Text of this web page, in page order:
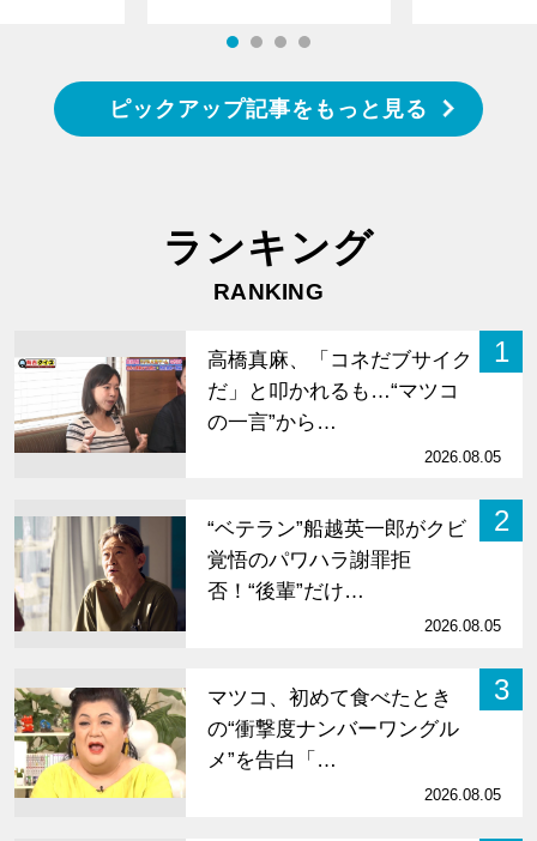
ピックアップ記事をもっと見る
ランキング
RANKING
1
高橋真麻、「コネだブサイク
だ」と叩かれるも…“マツコ
の一言”から…
2026.08.05
2
“ベテラン”船越英一郎がクビ
覚悟のパワハラ謝罪拒
否！“後輩”だけ…
2026.08.05
3
マツコ、初めて食べたとき
の“衝撃度ナンバーワングル
メ”を告白「…
2026.08.05